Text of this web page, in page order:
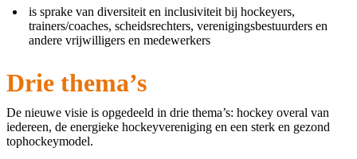
is sprake van diversiteit en inclusiviteit bij hockeyers,
trainers/coaches, scheidsrechters, verenigingsbestuurders en
andere vrijwilligers en medewerkers
Drie thema’s
De nieuwe visie is opgedeeld in drie thema’s: hockey overal van
iedereen, de energieke hockeyvereniging en een sterk en gezond
tophockeymodel.